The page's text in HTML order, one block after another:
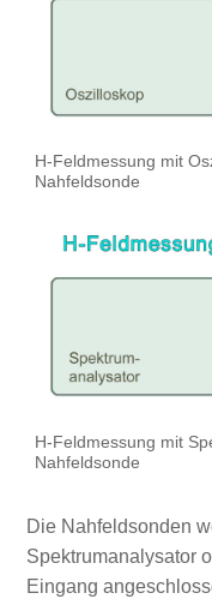
H-Feldmessung mit
Nahfeldsonde
H-Feldmessung mit
Nahfeldsonde
Die Nahfeldsonden
Spektrumanalysator
Eingang